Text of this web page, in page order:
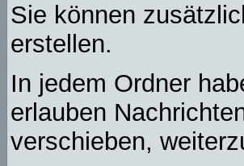
Sie können
erstellen.
In jedem Ordner
erlauben
verschieben,